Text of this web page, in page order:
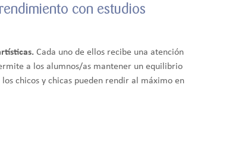
con estudios
Cada uno de ellos recibe una atención
a los alumnos/as mantener un equilibrio
chicos y chicas pueden rendir al máximo en